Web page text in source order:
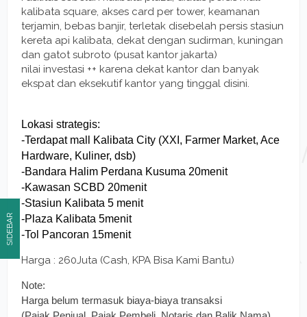
kalibata square, akses card per tower, keamanan
terjamin, bebas banjir, terletak disebelah persis stasiun
kereta api kalibata, dekat dengan sudirman, kuningan
dan gatot subroto (pusat kantor jakarta)
nilai investasi ++ karena dekat kantor dan banyak
ekspat dan eksekutif kantor yang tinggal disini.
Lokasi strategis:
-Terdapat mall Kalibata City (XXI, Farmer Market, Ace
Hardware, Kuliner, dsb)
-Bandara Halim Perdana Kusuma 20menit
-Kawasan SCBD 20menit
-Stasiun Kalibata 5 menit
-Plaza Kalibata 5menit
-Tol Pancoran 15menit
Harga : 260Juta (Cash, KPA Bisa Kami Bantu)
Note:
Harga belum termasuk biaya-biaya transaksi
SIDEBAR